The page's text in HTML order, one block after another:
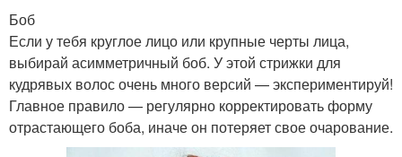
Боб
Если у тебя круглое лицо или крупные черты лица,
выбирай асимметричный боб. У этой стрижки для
кудрявых волос очень много версий — экспериментируй!
Главное правило — регулярно корректировать форму
отрастающего боба, иначе он потеряет свое очарование.